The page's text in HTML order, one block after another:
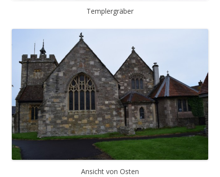
Templergräber
Ansicht von Osten